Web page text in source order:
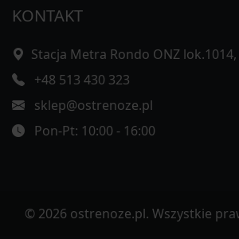
KONTAKT
Stacja Metra Rondo ONZ
+48 513 430 323
sklep@ostrenoze.pl
Pon-Pt: 10:00 - 16:00
© 2026 ostrenoze.pl. Wszystkie